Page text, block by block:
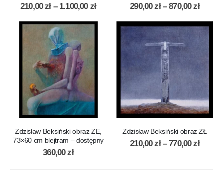
210,00zł – 1.100,00 zł 290,00zł – 870,00zł
Zdzisław Beksiński obraz ZE,
73×60 cm blejtram – dostępny
360,00zł
Zdzisław Beksiński obraz ZŁ
210,00zł – 770,00zł